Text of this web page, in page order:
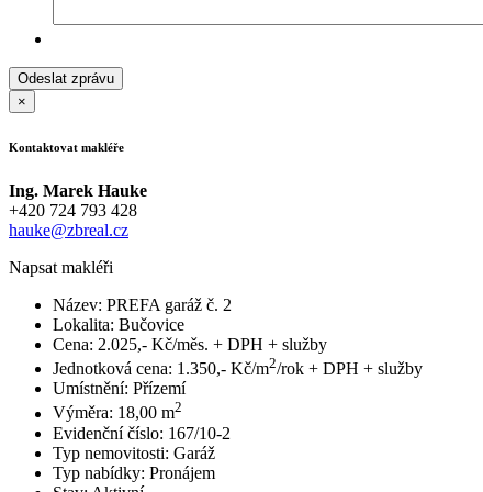
×
Kontaktovat makléře
Ing. Marek Hauke
+420 724 793 428
hauke@zbreal.cz
Napsat makléři
Název: PREFA garáž č. 2
Lokalita: Bučovice
Cena: 2.025,- Kč/měs. + DPH + služby
Jednotková cena: 1.350,- Kč/m2/rok + DPH + služby
Umístnění: Přízemí
Výměra: 18,00 m2
Evidenční číslo: 167/10-2
Typ nemovitosti: Garáž
Typ nabídky: Pronájem